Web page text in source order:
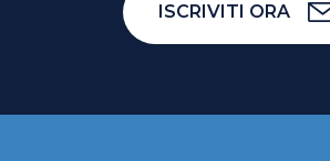
ISCRIVITI ORA